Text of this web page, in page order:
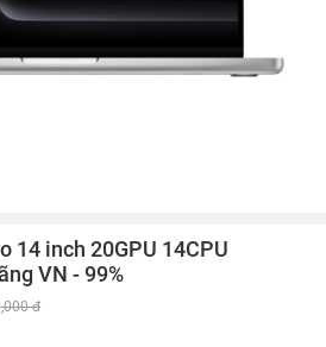
14 inch 20GPU 14CPU
VN - 99%
đ